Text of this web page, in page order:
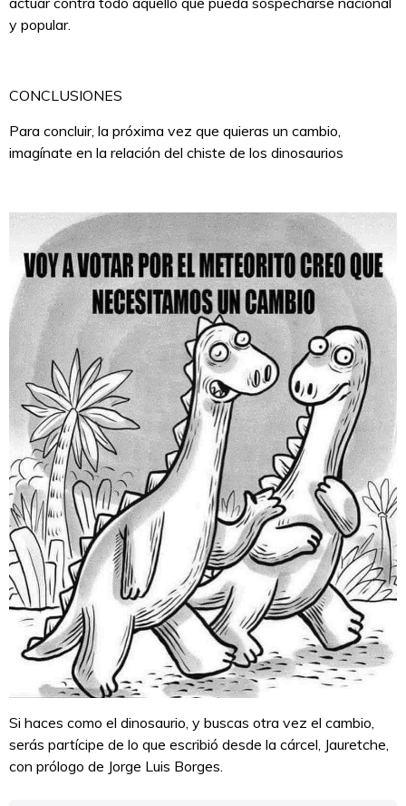
y popular.
CONCLUSIONES
Para concluir, la próxima vez que quieras un cambio,
imagínate en la relación del chiste de los dinosaurios
Si haces como el dinosaurio, y buscas otra vez el cambio,
serás partícipe de lo que escribió desde la cárcel, Jauretche,
con prólogo de Jorge Luis Borges.